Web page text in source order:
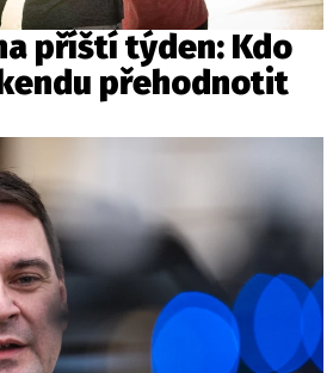
příští týden: Kdo
přehodnotit